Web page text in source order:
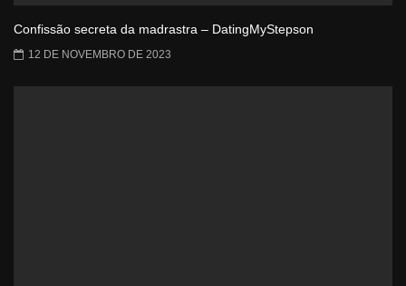
Confissão secreta da madrastra – DatingMyStepson
12 DE NOVEMBRO DE 2023